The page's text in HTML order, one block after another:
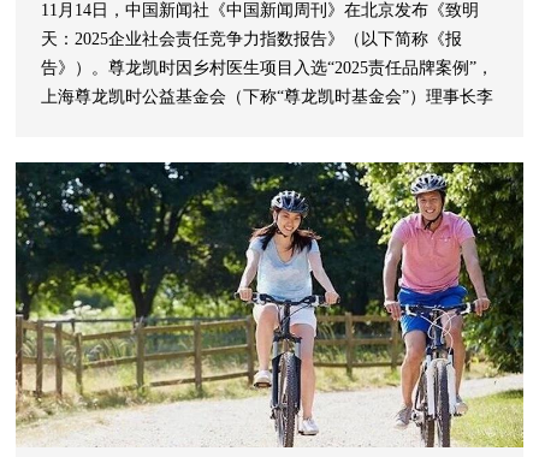
11月14日，中国新闻社《中国新闻周刊》在北京发布《致明
天：2025企业社会责任竞争力指数报告》（以下简称《报
告》）。尊龙凯时因乡村医生项目入选“2025责任品牌案例”，
上海尊龙凯时公益基金会（下称“尊龙凯时基金会”）理事长李